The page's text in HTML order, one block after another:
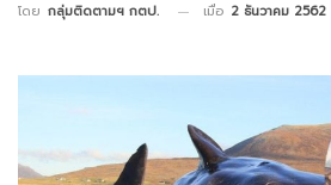
โดย กลุ่มติดตามฯ กตป. เมื่อ 2 ธันวาคม 2562